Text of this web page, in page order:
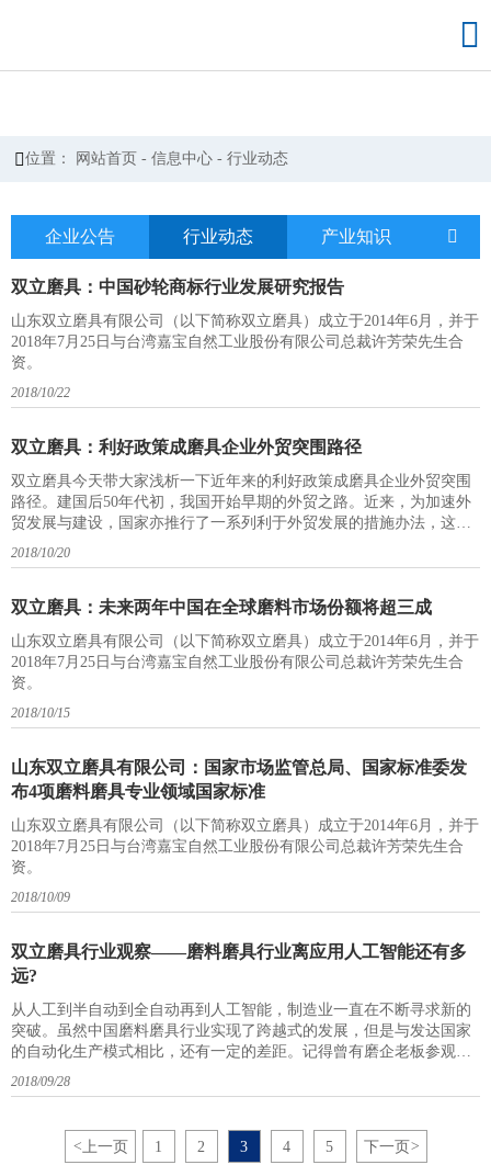

位置： 网站首页 -信息中心 -行业动态
企业公告 行业动态 产业知识 
双立磨具：中国砂轮商标行业发展研究报告
​山东双立磨具有限公司（以下简称双立磨具）成立于2014年6月，并于
2018年7月25日与台湾嘉宝自然工业股份有限公司总裁许芳荣先生合
资。
2018/10/22
双立磨具：利好政策成磨具企业外贸突围路径
双立磨具今天带大家浅析一下近年来的利好政策成磨具企业外贸突围
路径。建国后50年代初，我国开始早期的外贸之路。近来，为加速外
贸发展与建设，国家亦推行了一系列利于外贸发展的措施办法，这些
下面我们列举国家近期集中主推的外贸政策、措施，为磨企下一步行
易园区或港区的形式推动经济走廊建设
2018/10/20
双立磨具：未来两年中国在全球磨料市场份额将超三成
山东双立磨具有限公司（以下简称双立磨具）成立于2014年6月，并于
2018年7月25日与台湾嘉宝自然工业股份有限公司总裁许芳荣先生合
资。
2018/10/15
山东双立磨具有限公司：国家市场监管总局、国家标准委发
布4项磨料磨具专业领域国家标准
山东双立磨具有限公司（以下简称双立磨具）成立于2014年6月，并于
2018年7月25日与台湾嘉宝自然工业股份有限公司总裁许芳荣先生合
资。
2018/10/09
双立磨具行业观察——磨料磨具行业离应用人工智能还有多
远?
从人工到半自动到全自动再到人工智能，制造业一直在不断寻求新的
突破。虽然中国磨料磨具行业实现了跨越式的发展，但是与发达国家
的自动化生产模式相比，还有一定的差距。记得曾有磨企老板参观过
管理，不仅生产效率高，产品质量还很稳定。而回顾国内的生产，难
太多生产要素不符合了。原材料、环境、工
2018/09/28
< 上一页 1 2 3 4 5 下一页 >